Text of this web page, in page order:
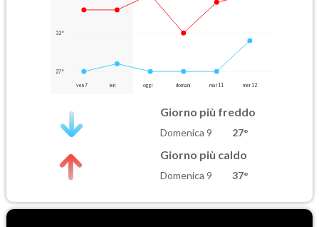
32°
27°
ven 7 ieri oggi domani mar 11 mer 12
Giorno più freddo
Domenica 9 27°
Giorno più caldo
Domenica 9 37°